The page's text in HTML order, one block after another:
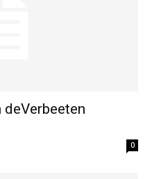
deVerbeeten
0